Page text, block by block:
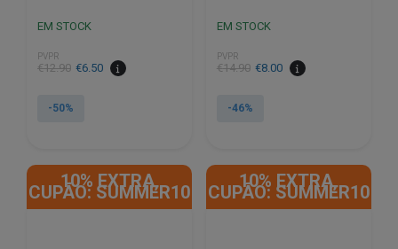
EM STOCK
PVPR
€12.90
O
original
€6.50
O
atual
-50%
EM STOCK
PVPR
€14.90
O
original
€8.00
O
atual
-46%
10% EXTRA,
CUPÃO: SUMMER10
10% EXTRA,
CUPÃO: SUMMER10